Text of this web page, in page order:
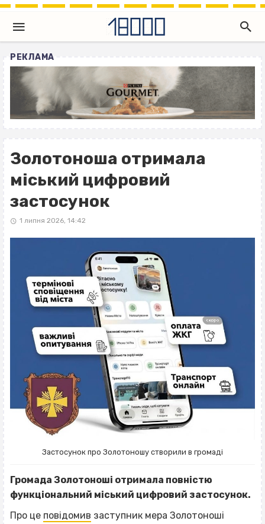
РЕКЛАМА
Золотоноша отримала
міський цифровий
застосунок
1 липня 2026, 14:42
Застосунок про Золотоношу створили в громаді
Громада Золотоноші отримала повністю
функціональний міський цифровий застосунок.
Про це повідомив заступник мера Золотоноші